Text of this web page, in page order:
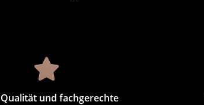
und fachgerechte